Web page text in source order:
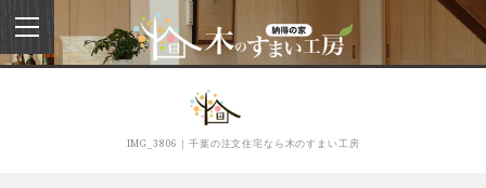
toggle
navigation
IMG_3806｜千葉の注文住宅なら木のすまい工房